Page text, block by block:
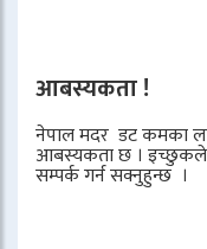
आबस्यकता !
नेपाल मदर डट कमका
आबस्यकता छ । इच्छुकले
सम्पर्क गर्न सक्नुहुन्छ ।